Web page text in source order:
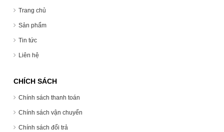
Trang chủ
Sản phẩm
Tin tức
Liên hệ
CHÍCH SÁCH
Chính sách thanh toán
Chính sách vận chuyển
Chính sách đổi trả